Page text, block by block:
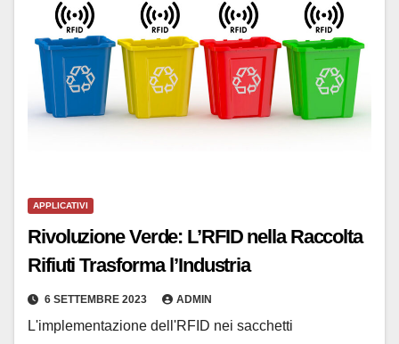
APPLICATIVI
Rivoluzione Verde: L’RFID nella Raccolta
Rifiuti Trasforma l’Industria
6 SETTEMBRE 2023 ADMIN
L'implementazione dell'RFID nei sacchetti